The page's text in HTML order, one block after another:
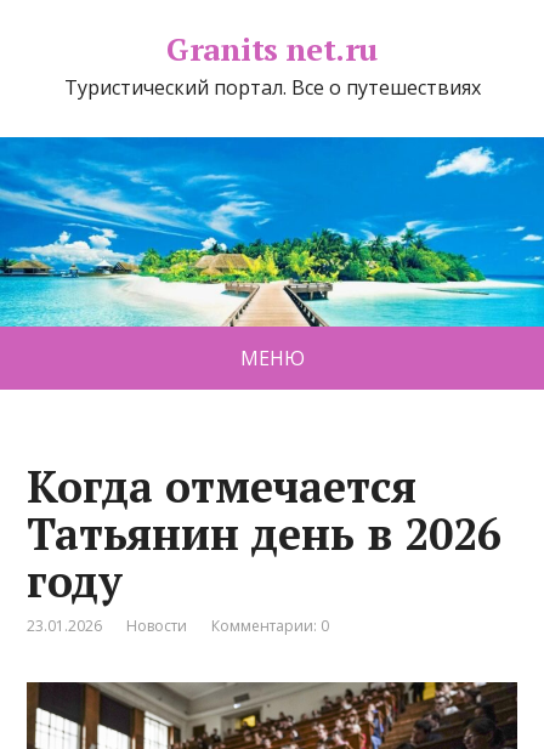
Granits net.ru
Туристический портал. Все о путешествиях
МЕНЮ
Когда отмечается
Татьянин день в 2026
году
23.01.2026 Новости Комментарии: 0